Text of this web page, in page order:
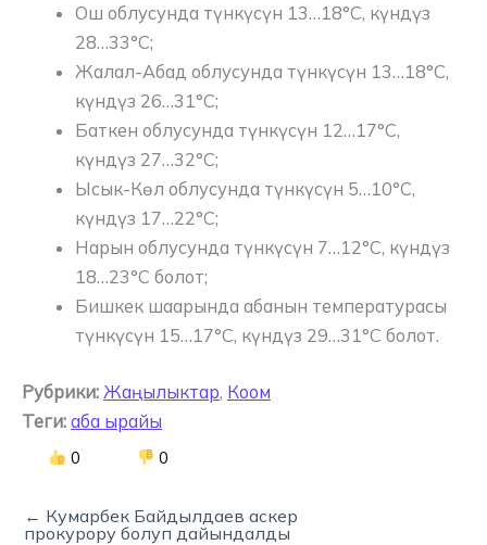
Ош облусунда ​түнкүсүн 13…18°C, күндүз
28…33°C;
Жалал-Абад облусунда ​түнкүсүн 13…18°C,
күндүз 26…31°C;
Баткен облусунда ​түнкүсүн 12…17°C,
күндүз 27…32°C;
Ысык-Көл облусунда түнкүсүн 5…10°C,
күндүз 17…22°C;
Нарын облусунда түнкүсүн 7…12°C, күндүз
18…23°C болот;
Бишкек шаарында абанын температурасы
түнкүсүн 15…17°C, күндүз 29…31°C болот.
Рубрики: Жаңылыктар, Коом
Теги: аба ырайы
0 0
← Кумарбек Байдылдаев аскер
прокурору болуп дайындалды